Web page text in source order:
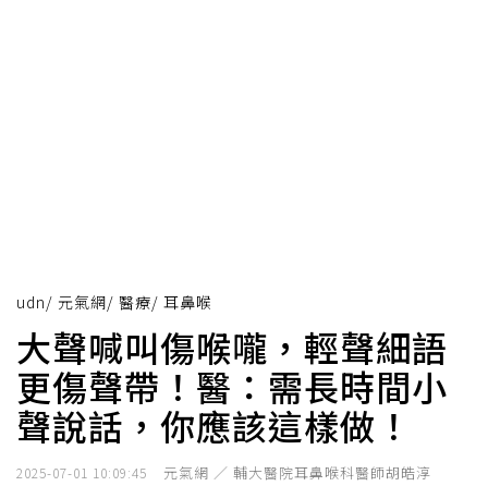
udn/ 元氣網/ 醫療/ 耳鼻喉
大聲喊叫傷喉嚨，輕聲細語
更傷聲帶！醫：需長時間小
聲說話，你應該這樣做！
2025-07-01 10:09:45 元氣網 ／ 輔大醫院耳鼻喉科醫師胡皓淳